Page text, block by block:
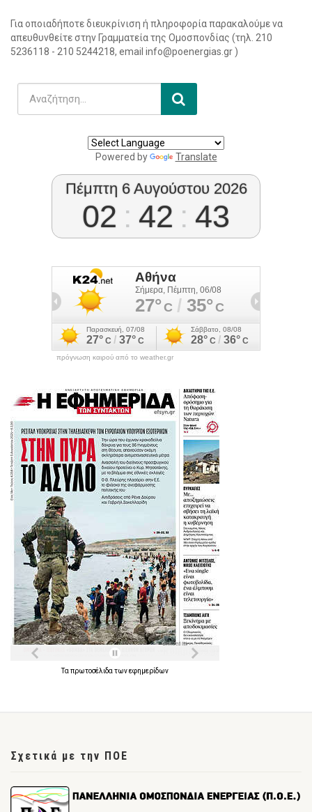
Για οποιαδήποτε διευκρίνιση ή πληροφορία παρακαλούμε να
απευθυνθείτε στην Γραμματεία της Ομοσπονδίας (τηλ. 210
5236118 - 210 5244218, email info@poenergias.gr )
Powered by Translate
Πέμπτη 6 Αυγούστου 2026
02 : 42 : 43
πρόγνωση καιρού από το weather.gr
Τα πρωτοσέλιδα τωνεφημερίδων
Σχετικά με την ΠΟΕ